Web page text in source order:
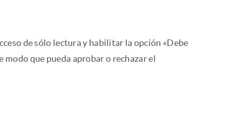
de sólo lectura y habilitar la opción «Debe
modo que pueda aprobar o rechazar el